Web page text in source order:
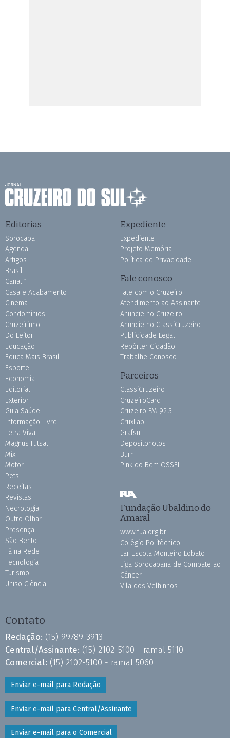
Editorias
Sorocaba
Agenda
Artigos
Brasil
Canal 1
Casa e Acabamento
Cinema
Condomínios
Cruzeirinho
Do Leitor
Educação
Educa Mais Brasil
Esporte
Economia
Editorial
Exterior
Guia Saúde
Informação Livre
Letra Viva
Magnus Futsal
Mix
Motor
Pets
Receitas
Revistas
Necrologia
Outro Olhar
Presença
São Bento
Tá na Rede
Tecnologia
Turismo
Uniso Ciência
Expediente
Expediente
Projeto Memória
Política de Privacidade
Fale conosco
Fale com o Cruzeiro
Atendimento ao Assinante
Anuncie no Cruzeiro
Anuncie no ClassiCruzeiro
Publicidade Legal
Repórter Cidadão
Trabalhe Conosco
Parceiros
ClassiCruzeiro
CruzeiroCard
Cruzeiro FM 92.3
CruxLab
Grafsul
Depositphotos
Burh
Pink do Bem OSSEL
Fundação Ubaldino do
Amaral
www.fua.org.br
Colégio Politécnico
Lar Escola Monteiro Lobato
Liga Sorocabana de Combate ao
Câncer
Vila dos Velhinhos
Contato
Redação: (15) 99789-3913
Central/Assinante: (15) 2102-5100 - ramal 5110
Comercial: (15) 2102-5100 - ramal 5060
Enviar e-mail para Redação
Enviar e-mail para Central/Assinante
Enviar e-mail para o Comercial